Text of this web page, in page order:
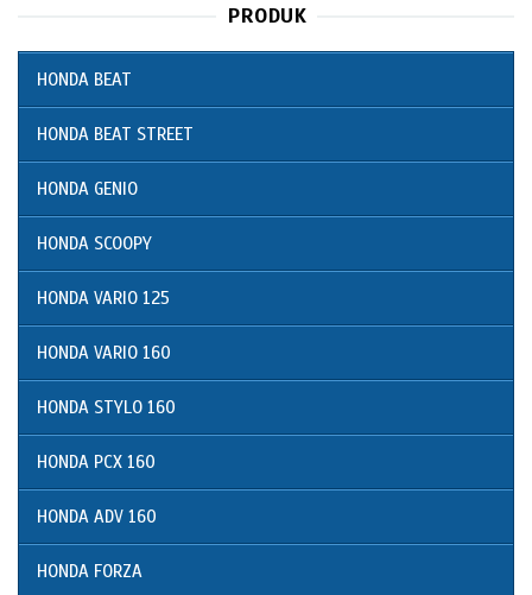
PRODUK
HONDA BEAT
HONDA BEAT STREET
HONDA GENIO
HONDA SCOOPY
HONDA VARIO 125
HONDA VARIO 160
HONDA STYLO 160
HONDA PCX 160
HONDA ADV 160
HONDA FORZA